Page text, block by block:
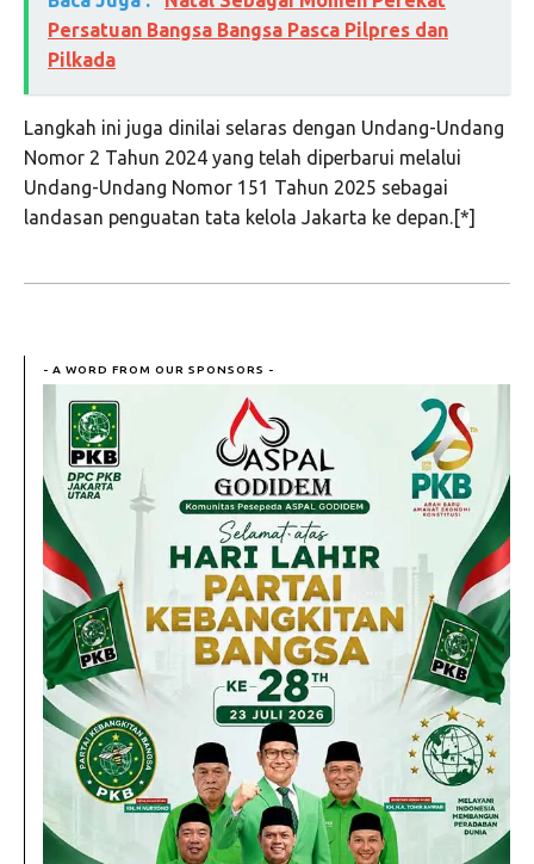
Persatuan Bangsa Bangsa Pasca Pilpres dan
Pilkada
Langkah ini juga dinilai selaras dengan Undang-Undang
Nomor 2 Tahun 2024 yang telah diperbarui melalui
Undang-Undang Nomor 151 Tahun 2025 sebagai
landasan penguatan tata kelola Jakarta ke depan.[*]
- A WORD FROM OUR SPONSORS -